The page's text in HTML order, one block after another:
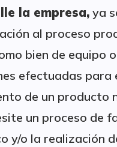
la empresa, ya
al proceso
bien de equipo
efectuadas para
de un producto
un proceso de
y/o la realización